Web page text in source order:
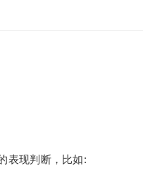
表现判断，比如: